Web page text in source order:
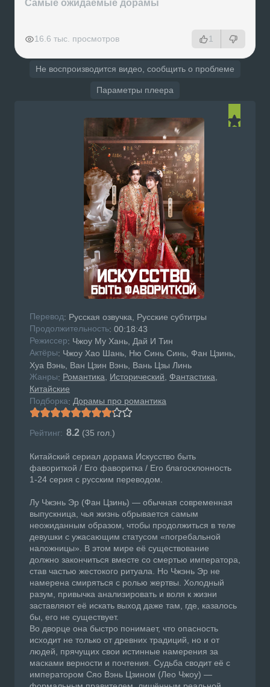
Самые ожидаемые дорамы
16.6 тыс. просмотров 1
Не воспроизводится видео, сообщить о проблеме
Параметры плеера
Перевод: Русская озвучка, Русские субтитры
Продолжительность: 00:18:43
Режисcер: Чжоу Му Хань, Дай И Тин
Актёры: Чжоу Хао Шань, Ню Синь Синь, Фан Цзинь,
Хуа Вэнь, Ван Цзин Вэнь, Вань Цзы Линь
Жанры: Романтика Исторический
Фантастика
Китайские
Подборка: Дорамы про романтика
Рейтинг: 8.2 (35 гол.)
Китайский сериал дорама Искусство быть
фавориткой / Его фаворитка / Его благосклонность
1-24 серия с русским переводом.
Лу Чжэнь Эр (Фан Цзинь) — обычная современная
выпускница, чья жизнь обрывается самым
неожиданным образом, чтобы продолжиться в теле
девушки с ужасающим статусом «погребальной
наложницы». В этом мире её существование
должно закончиться вместе со смертью императора,
став частью жестокого ритуала. Но Чжэнь Эр не
намерена смиряться с ролью жертвы. Холодный
разум, привычка анализировать и воля к жизни
заставляют её искать выход даже там, где, казалось
бы, его не существует.
Во дворце она быстро понимает, что опасность
исходит не только от древних традиций, но и от
людей, прячущих свои истинные намерения за
масками верности и почтения. Судьба сводит её с
императором Сяо Вэнь Цзином (Лео Чжоу) —